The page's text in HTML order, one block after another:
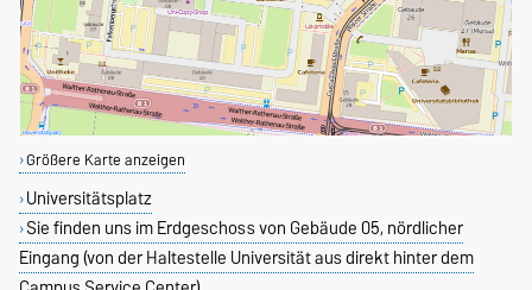
Größere Karte anzeigen
Universitätsplatz
Sie finden uns im Erdgeschoss von Gebäude 05, nördlicher
Eingang (von der Haltestelle Universität aus direkt hinter dem